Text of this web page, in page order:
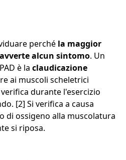
perché la maggior
alcun sintomo. Un
è la claudicazione
ai muscoli scheletrici
durante l'esercizio
[2] Si verifica a causa
di ossigeno alla muscolatura
si riposa.